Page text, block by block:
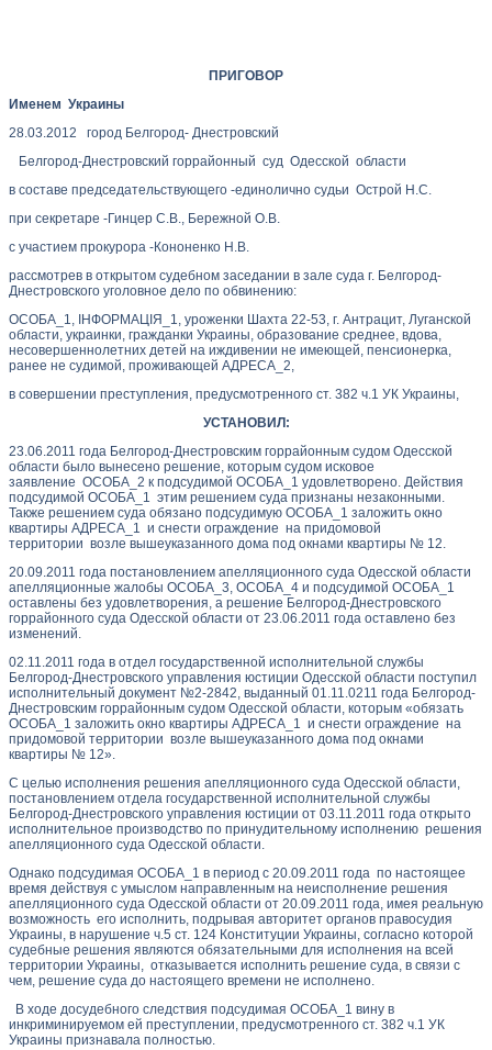
ПРИГОВОР
Именем Украины
28.03.2012 город Белгород- Днестровский
Белгород-Днестровский горрайонный суд Одесской области
в составе председательствующего -единолично судьи Острой Н.С.
при секретаре -Гинцер С.В., Бережной О.В.
с участием прокурора -Кононенко Н.В.
рассмотрев в открытом судебном заседании в зале суда г. Белгород-
Днестровского уголовное дело по обвинению:
ОСОБА_1, ІНФОРМАЦІЯ_1, уроженки Шахта 22-53, г. Антрацит, Луганской
области, украинки, гражданки Украины, образование среднее, вдова,
несовершеннолетних детей на иждивении не имеющей, пенсионерка,
ранее не судимой, проживающей АДРЕСА_2,
в совершении преступления, предусмотренного ст. 382 ч.1 УК Украины,
УСТАНОВИЛ:
23.06.2011 года Белгород-Днестровским горрайонным судом Одесской
области было вынесено решение, которым судом исковое
заявление ОСОБА_2 к подсудимой ОСОБА_1 удовлетворено. Действия
подсудимой ОСОБА_1 этим решением суда признаны незаконными.
Также решением суда обязано подсудимую ОСОБА_1 заложить окно
квартиры АДРЕСА_1 и снести ограждение на придомовой
территории возле вышеуказанного дома под окнами квартиры № 12.
20.09.2011 года постановлением апелляционного суда Одесской области
апелляционные жалобы ОСОБА_3, ОСОБА_4 и подсудимой ОСОБА_1
оставлены без удовлетворения, а решение Белгород-Днестровского
горрайонного суда Одесской области от 23.06.2011 года оставлено без
изменений.
02.11.2011 года в отдел государственной исполнительной службы
Белгород-Днестровского управления юстиции Одесской области поступил
исполнительный документ №2-2842, выданный 01.11.0211 года Белгород-
Днестровским горрайонным судом Одесской области, которым «обязать
ОСОБА_1 заложить окно квартиры АДРЕСА_1 и снести ограждение на
придомовой территории возле вышеуказанного дома под окнами
квартиры № 12».
С целью исполнения решения апелляционного суда Одесской области,
постановлением отдела государственной исполнительной службы
Белгород-Днестровского управления юстиции от 03.11.2011 года открыто
исполнительное производство по принудительному исполнению решения
апелляционного суда Одесской области.
Однако подсудимая ОСОБА_1 в период с 20.09.2011 года по настоящее
время действуя с умыслом направленным на неисполнение решения
апелляционного суда Одесской области от 20.09.2011 года, имея реальную
возможность его исполнить, подрывая авторитет органов правосудия
Украины, в нарушение ч.5 ст. 124 Конституции Украины, согласно которой
судебные решения являются обязательными для исполнения на всей
территории Украины, отказывается исполнить решение суда, в связи с
чем, решение суда до настоящего времени не исполнено.
В ходе досудебного следствия подсудимая ОСОБА_1 вину в
инкриминируемом ей преступлении, предусмотренного ст. 382 ч.1 УК
Украины признавала полностью.